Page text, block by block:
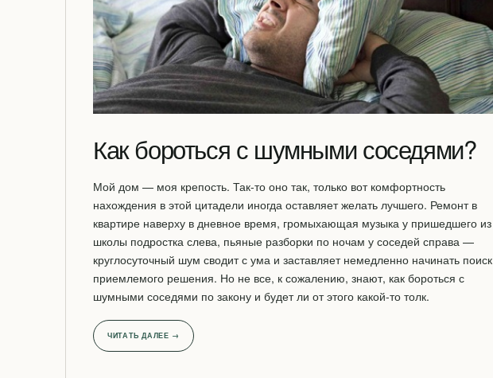
Как бороться с шумными соседями?
Мой дом — моя крепость. Так-то оно так, только вот комфортность
нахождения в этой цитадели иногда оставляет желать лучшего. Ремонт в
квартире наверху в дневное время, громыхающая музыка у пришедшего из
школы подростка слева, пьяные разборки по ночам у соседей справа —
круглосуточный шум сводит с ума и заставляет немедленно начинать поиск
приемлемого решения. Но не все, к сожалению, знают, как бороться с
шумными соседями по закону и будет ли от этого какой-то толк.
ЧИТАТЬ ДАЛЕЕ →